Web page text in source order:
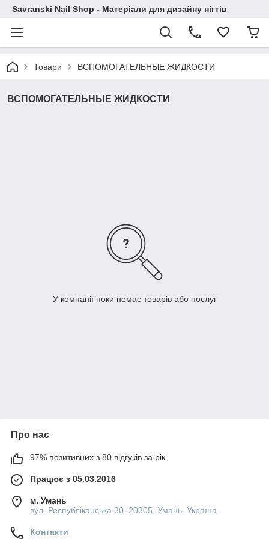
Savranski Nail Shop - Матеріали для дизайну нігтів
Товари ВСПОМОГАТЕЛЬНЫЕ ЖИДКОСТИ
ВСПОМОГАТЕЛЬНЫЕ ЖИДКОСТИ
У компанії поки немає товарів або послуг
Про нас
97% позитивних з 80 відгуків за рік
Працює з 05.03.2016
м. Умань
вул. Республіканська 30, 20305, Умань, Україна
Контакти